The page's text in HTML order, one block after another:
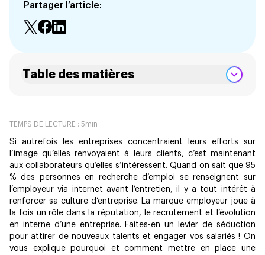
Partager l’article:
TEMPS DE LECTURE : 5min
Si autrefois les entreprises concentraient leurs efforts sur
l’image qu’elles renvoyaient à leurs clients, c’est maintenant
aux collaborateurs qu’elles s’intéressent. Quand on sait que 95
% des personnes en recherche d’emploi se renseignent sur
l’employeur via internet avant l’entretien, il y a tout intérêt à
renforcer sa culture d’entreprise. La marque employeur joue à
la fois un rôle dans la réputation, le recrutement et l’évolution
en interne d’une entreprise. Faites-en un levier de séduction
pour attirer de nouveaux talents et engager vos salariés ! On
vous explique pourquoi et comment mettre en place une
Table des matières